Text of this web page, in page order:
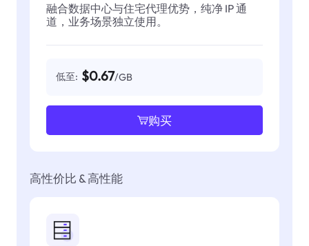
融合数据中心与住宅代理优势，纯净 IP 通
道，业务场景独立使用。
低至: $0.67/GB
购买
高性价比 & 高性能